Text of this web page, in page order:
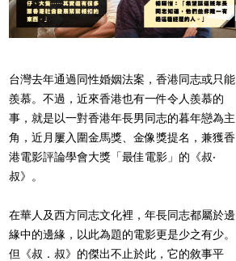
台灣去年通過同性婚姻法案，香港同志或只能
羨慕。不過，近來香港也有一件令人羨慕的
事，就是以一對香港年長男同志的暮年戀為主
角，近月屢入圍金馬獎、金像獎提名，兼獲香
港電影評論學會大獎「最佳電影」的《叔‧
叔》。
在華人及西方同志文化裡，年長同志都屬於邊
緣中的邊緣，以此為題的電影更是少之有少。
但《叔．叔》的傑出不止於此，它的敘事平